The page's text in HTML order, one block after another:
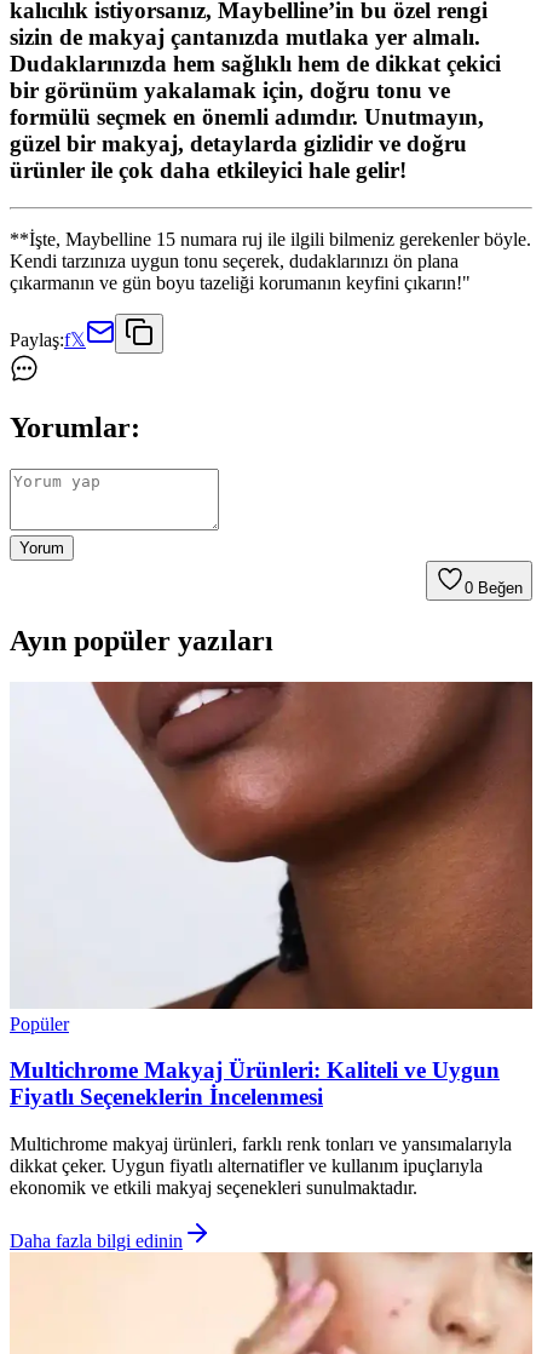
kalıcılık istiyorsanız, Maybelline’in bu özel rengi
sizin de makyaj çantanızda mutlaka yer almalı.
Dudaklarınızda hem sağlıklı hem de dikkat çekici
bir görünüm yakalamak için, doğru tonu ve
formülü seçmek en önemli adımdır. Unutmayın,
güzel bir makyaj, detaylarda gizlidir ve doğru
ürünler ile çok daha etkileyici hale gelir!
**İşte, Maybelline 15 numara ruj ile ilgili bilmeniz gerekenler böyle.
Kendi tarzınıza uygun tonu seçerek, dudaklarınızı ön plana
çıkarmanın ve gün boyu tazeliği korumanın keyfini çıkarın!"
Paylaş:f𝕏
Yorumlar:
Yorum
0 Beğen
Ayın popüler yazıları
Popüler
Multichrome Makyaj Ürünleri: Kaliteli ve Uygun
Fiyatlı Seçeneklerin İncelenmesi
Multichrome makyaj ürünleri, farklı renk tonları ve yansımalarıyla
dikkat çeker. Uygun fiyatlı alternatifler ve kullanım ipuçlarıyla
ekonomik ve etkili makyaj seçenekleri sunulmaktadır.
Daha fazla bilgi edinin